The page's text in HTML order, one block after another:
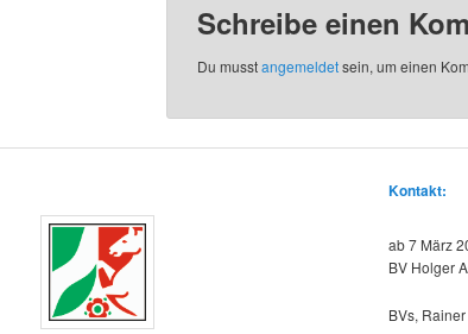
Schreibe einen
Du musstangemeldetsein, um einen
Kontakt:
ab 7 März
BV Holger
BVs,